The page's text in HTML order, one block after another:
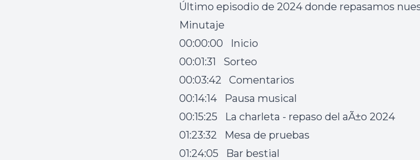
Último episodio de 2024 donde repasamos
Minutaje
00:00:00 Inicio
00:01:31 Sorteo
00:03:42 Comentarios
00:14:14 Pausa musical
00:15:25 La charleta - repaso del aÃ±o 2024
01:23:32 Mesa de pruebas
01:24:05 Bar bestial